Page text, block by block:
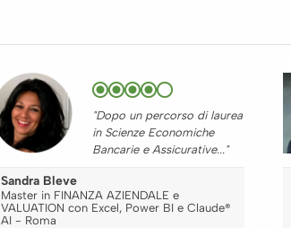
"Dopo un percorso di laurea
in Scienze Economiche
Bancarie e Assicurative..."
Sandra Bleve
Master in FINANZA AZIENDALE e
VALUATION con Excel, Power BI e Claude®
AI - Roma